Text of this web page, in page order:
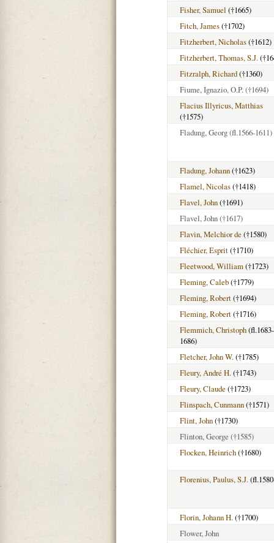
Fisher, Samuel (†1665)
Fitch, James(†1702)
Fitzherbert, Nicholas(†1612)
Fitzherbert, Thomas, S.J.
Fitzralph, Richard(†1360)
Fiume, Ignazio, O.P.(†1694)
Flacius Illyricus, Matthias
(†1575)
Fladung, Georg(fl.1566-1611)
Fladung, Johann(†1623)
Flamel, Nicolas(†1418)
Flavel, John(†1691)
Flavel, John(†1617)
Flavin, Melchior de (†1580)
Fléchier, Esprit(†1710)
Fleetwood, William(†1723)
Fleming, Caleb(†1779)
Fleming, Robert(†1694)
Fleming, Robert(†1716)
Flemmich, Christoph(fl.1683-
1686)
Fletcher, John W.(†1785)
Fleury, André H.(†1743)
Fleury, Claude (†1723)
Flinspach, Cunmann(†1571)
Flint, John(†1730)
Flinton, George (†1585)
Flocken, Heinrich(†1680)
Florenius, Paulus, S.J.
Florin, Johann H.(†1700)
Flower, John